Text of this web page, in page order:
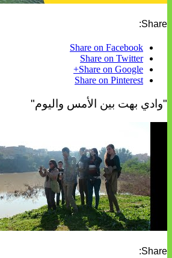
Share:
Share on Facebook
Share on Twitter
Share on Google+
Share on Pinterest
"وادي بهت بين الأمس واليوم"
Share: